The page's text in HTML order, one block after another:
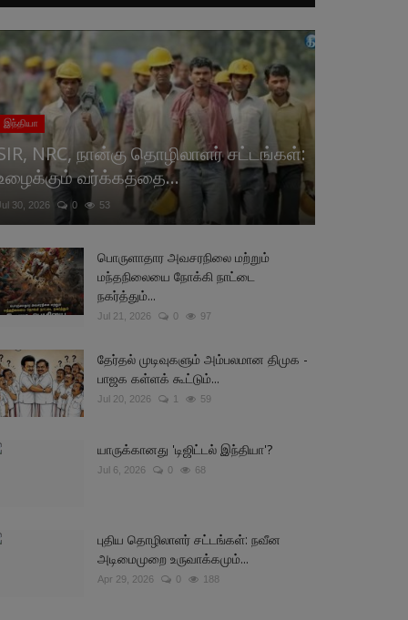
இந்தியா
NRC, நான்கு தொழிலாளர் சட்டங்கள்:
வர்க்கத்தை...
30, 2026 0 53
பொருளாதார அவசரநிலை மற்றும்
மந்தநிலையை நோக்கி நாட்டை
நகர்த்தும்...
Jul 21, 2026 0 97
தேர்தல் முடிவுகளும் அம்பலமான திமுக -
பாஜக கள்ளக் கூட்டும்...
Jul 20, 2026 1 59
யாருக்கானது 'டிஜிட்டல் இந்தியா'?
Jul 6, 2026 0 68
புதிய தொழிலாளர் சட்டங்கள்: நவீன
அடிமைமுறை உருவாக்கமும்...
Apr 29, 2026 0 188